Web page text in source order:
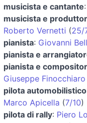
musicista e cantante:
musicista e
Roberto Vernetti (25/
pianista: Giovanni
pianista e
pianista e
Giuseppe Finocchiaro
pilota automobilistico
Marco Apicella (7/10)
pilota di rally: Piero